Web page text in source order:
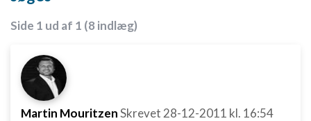
Side 1 ud af 1 (8 indlæg)
Martin MouritzenSkrevet 28-12-2011 kl. 16:54